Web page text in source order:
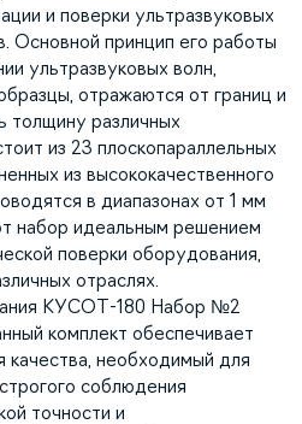
и поверки ультразвуковых
Основной принцип его работы
ультразвуковых волн,
отражаются от границ и
толщину различных
из 23 плоскопараллельных
из высококачественного
в диапазонах от 1 мм
набор идеальным решением
поверки оборудования,
отраслях.
КУСОТ-180 Набор №2
комплект обеспечивает
качества, необходимый для
соблюдения
точности и